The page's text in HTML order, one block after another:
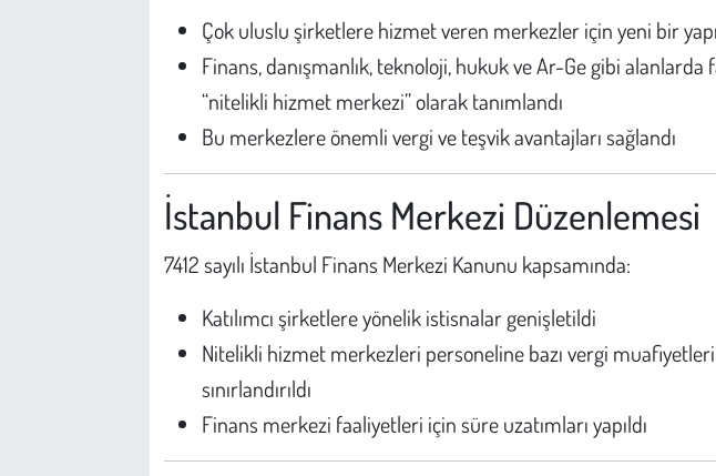
Çok uluslu şirketlere hizmet veren merkezler için yeni bir
Finans, danışmanlık, teknoloji, hukuk ve Ar-Ge gibi alanlarda
“nitelikli hizmet merkezi” olarak tanımlandı
Bu merkezlere önemli vergi ve teşvik avantajları sağlandı
İstanbul Finans Merkezi Düzenlemesi
7412 sayılı İstanbul Finans Merkezi Kanunu kapsamında:
Katılımcı şirketlere yönelik istisnalar genişletildi
Nitelikli hizmet merkezleri personeline bazı vergi muafiyetleri
sınırlandırıldı
Finans merkezi faaliyetleri için süre uzatımları yapıldı